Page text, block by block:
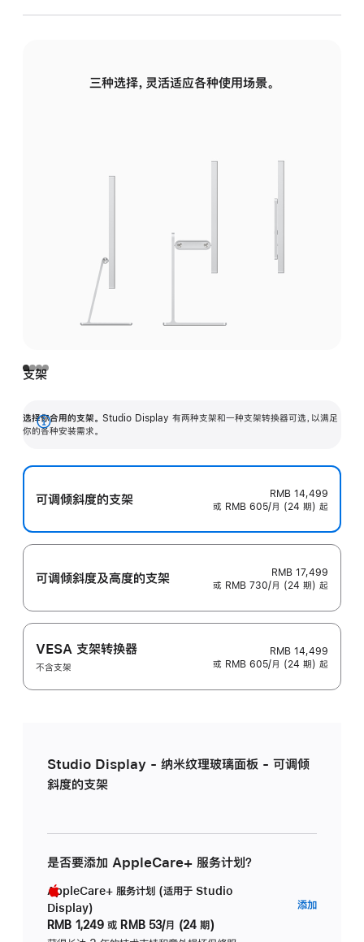
三种选择，灵活适应各种使用场景。
支架
选择你合用的支架。 Studio Display 有两种支架和一种支架转换器可选，以满足
你的各种安装需求。
展
可调倾斜度的支架
RMB 14,499
或 RMB 605/月 (24 期) 起
可调倾斜度及高‍度的支‍架
RMB 17,499
或 RMB 730/月 (24 期) 起
VESA 支架转换器
不含支架
RMB 14,499
或 RMB 605/月 (24 期) 起
Studio Display - 纳米纹理玻璃面板 - 可调倾
斜度的支架
是否要添加 AppleCare+ 服务计划？
AppleCare+ 服务计划 (适用于 Studio
Display)
RMB 1,249 或 RMB 53/月 (24 期)
添加